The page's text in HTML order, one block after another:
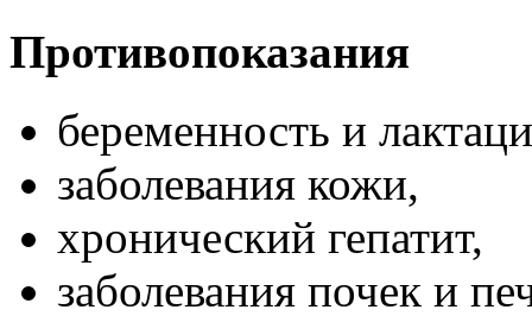
Противопоказания
беременность и
заболевания кожи,
хронический гепатит,
заболевания почек и